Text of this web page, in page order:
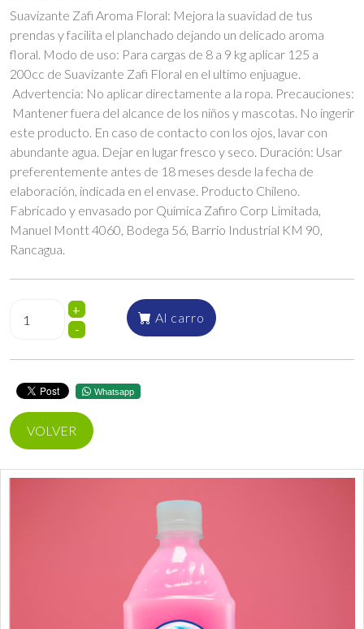
Suavizante Zafi Aroma Floral: Mejora la suavidad de tus
prendas y facilita el planchado dejando un delicado aroma
floral. Modo de uso: Para cargas de 8 a 9 kg aplicar 125 a
200cc de Suavizante Zafi Floral en el ultimo enjuague.
Advertencia: No aplicar directamente a la ropa. Precauciones:
Mantener fuera del alcance de los niños y mascotas. No ingerir
este producto. En caso de contacto con los ojos, lavar con
abundante agua. Dejar en lugar fresco y seco. Duración: Usar
preferentemente antes de 18 meses desde la fecha de
elaboración, indicada en el envase. Producto Chileno.
Fabricado y envasado por Química Zafiro Corp Limitada,
Manuel Montt 4060, Bodega 56, Barrio Industrial KM 90,
Rancagua.
+
-
Al carro
Whatsapp
VOLVER